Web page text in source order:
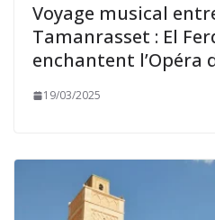
Voyage musical
Tamanrasset : El
enchantent l’Opéra
19/03/2025